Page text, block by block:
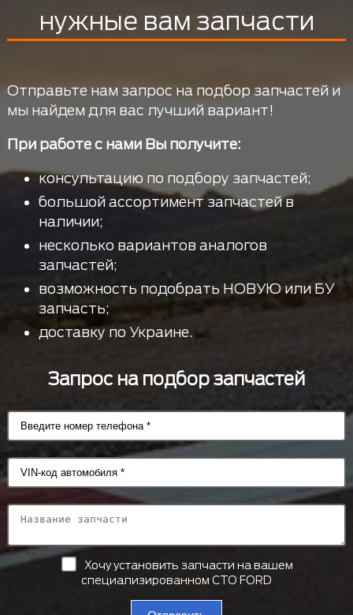
нужные вам запчасти
Отправьте нам запрос на подбор запчастей и
мы найдем для вас лучший вариант!
При работе с нами Вы получите:
консультацию по подбору запчастей;
большой ассортимент запчастей в
наличии;
несколько вариантов аналогов
запчастей;
возможность подобрать НОВУЮ или БУ
запчасть;
доставку по Украине.
Запрос на подбор запчастей
Хочу установить запчасти на вашем
специализированном СТО FORD